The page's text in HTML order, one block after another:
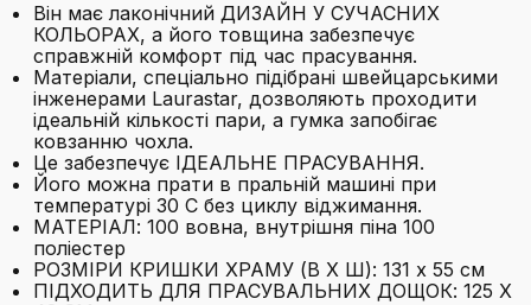
Він має лаконічний ДИЗАЙН У СУЧАСНИХ
КОЛЬОРАХ, а його товщина забезпечує
справжній комфорт під час прасування.
Матеріали, спеціально підібрані швейцарськими
інженерами Laurastar, дозволяють проходити
ідеальній кількості пари, а гумка запобігає
ковзанню чохла.
Це забезпечує ІДЕАЛЬНЕ ПРАСУВАННЯ.
Його можна прати в пральній машині при
температурі 30 C без циклу віджимання.
МАТЕРІАЛ: 100 вовна, внутрішня піна 100
поліестер
РОЗМІРИ КРИШКИ ХРАМУ (В Х Ш): 131 х 55 см
ПІДХОДИТЬ ДЛЯ ПРАСУВАЛЬНИХ ДОЩОК: 125 X